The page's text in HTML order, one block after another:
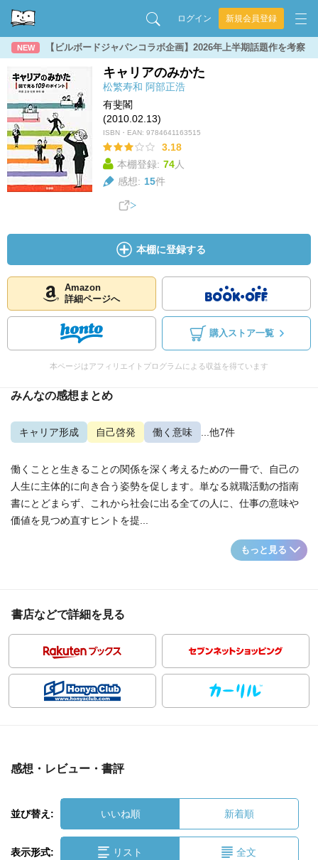
ログイン 新規会員登録
NEW 【ビルボードジャパンコラボ企画】2026年上半期話題作を考察
キャリアのみかた
松繁寿和 阿部正浩
有斐閣
(2010.02.13)
ISBN・EAN: 9784641163515
3.18
本棚登録: 74人
感想: 15件
本棚に登録する
Amazon
詳細ページへ
購入ストア一覧
本ページはアフィリエイトプログラムによる収益を得ています
みんなの感想まとめ
キャリア形成 自己啓発 働く意味 ...他7件
働くことと生きることの関係を深く考えるための一冊で、自己の
人生に主体的に向き合う姿勢を促します。単なる就職活動の指南
書にとどまらず、これから社会に出る全ての人に、仕事の意味や
価値を見つめ直すヒントを提...
もっと見る
書店などで詳細を見る
感想・レビュー・書評
並び替え: いいね順 新着順
表示形式: リスト 全文